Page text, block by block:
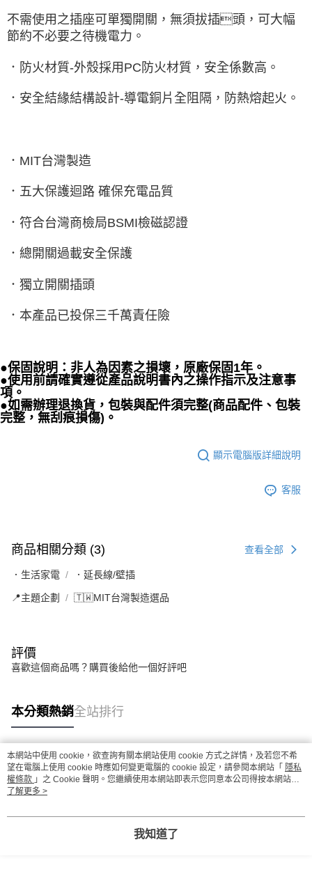
不需使用之插座可單獨開關，無須拔插頭，可大幅
節約不必要之待機電力。
．防火材質-外殼採用PC防火材質，安全係數高。
．安全結緣結構設計-導電銅片全阻隔，防熱熔起火。
．MIT台灣製造
．五大保護迴路 確保充電品質
．符合台灣商檢局BSMI檢磁認證
．總開關過載安全保護
．獨立開關插頭
．本產品已投保三千萬責任險
●保固說明：非人為因素之損壞，原廠保固1年。
●使用前請確實遵從產品說明書內之操作指示及注意事
項。
●如需辦理退換貨，包裝與配件須完整(商品配件、包裝
完整，無刮痕損傷)。
顯示電腦版詳細說明
客服
商品相關分類 (3) 查看全部
．生活家電 ．延長線/壁插
📍主題企劃 🇹🇼MIT台灣製造選品
評價
喜歡這個商品嗎？購買後給他一個好評吧
本分類熱銷全站排行
熱門標籤
本網站中使用 cookie，欲查詢有關本網站使用 cookie 方式之詳情，及若您不希
望在電腦上使用 cookie 時應如何變更電腦的 cookie 設定，請參閱本網站「 隱私
權條款 」之 Cookie 聲明。您繼續使用本網站即表示您同意本公司得按本網站使
用條款之 Cookie 聲明使用 cookie。
了解更多 >
我知道了